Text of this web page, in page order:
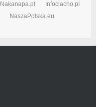
Nakanapa.pl
Infociacho.pl
NaszaPolska.eu